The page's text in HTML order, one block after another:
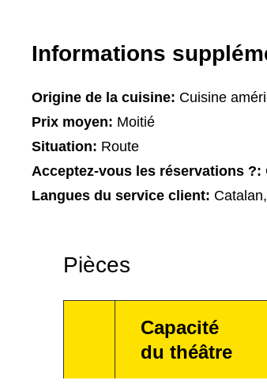
Informations
Origine de la cuisine: Cuisine
Prix moyen: Moitié
Situation: Route
Acceptez-vous les réservations ?:
Langues du service client:
Pièces
Capacité
du théâtre